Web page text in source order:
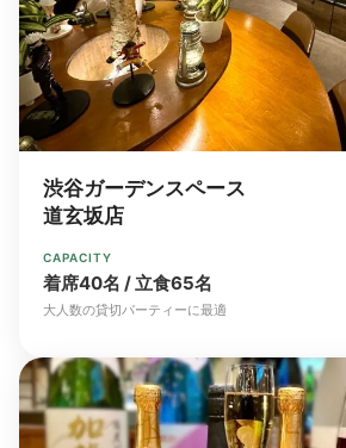
渋谷ガーデンスペース
道玄坂店
CAPACITY
着席40名 / 立食65名
大人数の貸切パーティーに最適